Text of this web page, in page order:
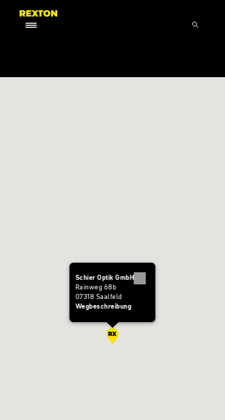
Schier Optik GmbH
Rainweg 68b
07318 Saalfeld
Wegbeschreibung